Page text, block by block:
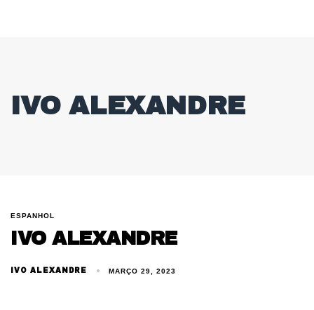
IVO ALEXANDRE
ESPANHOL
IVO ALEXANDRE
IVO ALEXANDRE MARÇO 29, 2023